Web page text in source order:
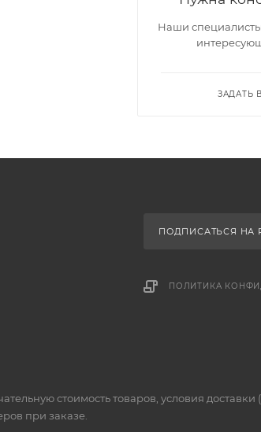
Наши
ЗАДАТЬ
ПОДПИСАТЬСЯ НА
ПОЛИТИКА
стоимость товаров, условия
при заказе.